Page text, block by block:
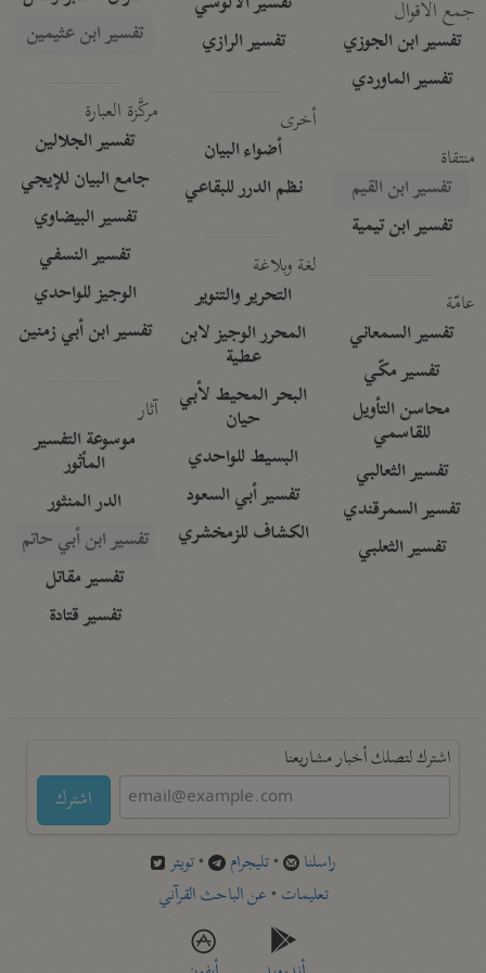
جمع الأقوال
تفسير ابن الجوزي
تفسير الماوردي
منتقاة
تفسير ابن القيم
تفسير ابن تيمية
عامّة
تفسير السمعاني
تفسير مكّي
محاسن التأويل
للقاسمي
تفسير الثعالبي
تفسير السمرقندي
تفسير الثعلبي
تفسير الرازي
أخرى
أضواء البيان
نظم الدرر للبقاعي
لغة وبلاغة
التحرير والتنوير
المحرر الوجيز لابن
عطية
البحر المحيط لأبي
حيان
البسيط للواحدي
تفسير أبي السعود
الكشاف للزمخشري
تفسير ابن عثيمين
مركَّزة العبارة
تفسير الجلالين
جامع البيان للإيجي
تفسير البيضاوي
تفسير النسفي
الوجيز للواحدي
تفسير ابن أبي زمنين
آثار
موسوعة التفسير
المأثور
الدر المنثور
تفسير ابن أبي حاتم
تفسير مقاتل
تفسير قتادة
اشترك لتصلك أخبار مشاريعنا
اشترك
راسلنا •تليجرام •تويتر
تعليمات •عن الباحث القرآني